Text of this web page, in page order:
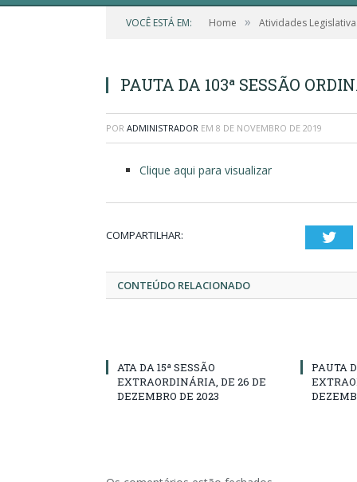
VOCÊ ESTÁ EM: Home » Atividades
PAUTA DA 103ª SESSÃO
POR ADMINISTRADOR EM 8 DE NOVEMBRO DE 2019
Clique aqui para visualizar
COMPARTILHAR:
CONTEÚDO RELACIONADO
ATA DA 15ª SESSÃO
EXTRAORDINÁRIA, DE 26 DE
DEZEMBRO DE 2023
PAUTA